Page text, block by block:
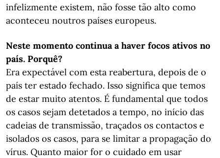
infelizmente existem, não fosse tão alto como
aconteceu noutros países europeus.
Neste momento continua a haver focos ativos no
país. Porquê?
Era expectável com esta reabertura, depois de o
país ter estado fechado. Isso significa que temos
de estar muito atentos. É fundamental que todos
os casos sejam detetados a tempo, no início das
cadeias de transmissão, traçados os contactos e
isolados os casos, para se limitar a propagação do
vírus. Quanto maior for o cuidado em usar